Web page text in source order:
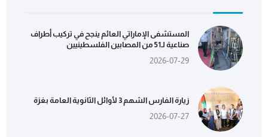
المستشفى الإماراتي العائم ينجح في تركيب أطراف
صناعية لـ51 من المصابين الفلسطينيين
2026-07-29
زيارة الفارس الشهم 3 لأوائل الثانوية العامة بغزة
2026-07-27